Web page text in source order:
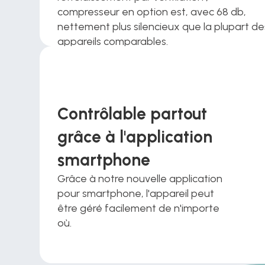
compresseur en option est, avec 68 db,
nettement plus silencieux que la plupart
appareils comparables.
Contrôlable partout
grâce à l'application
smartphone
Grâce à notre nouvelle application
pour smartphone, l'appareil peut
être géré facilement de n'importe
où.